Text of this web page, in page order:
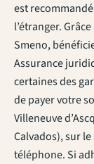
est
l’étranger.
Smeno,
Assurance
certaines des
de payer votre
Villeneuve
Calvados), sur
téléphone. Si